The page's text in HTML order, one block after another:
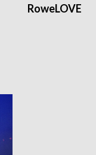
RoweLOVE